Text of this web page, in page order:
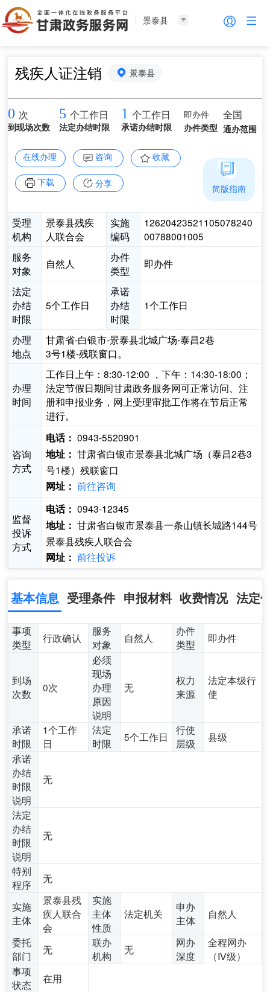
景泰县
残疾人证注销 景泰县
0 次
到现场次数
5 个工作日
法定办结时限
1 个工作日
承诺办结时限
即办件
办件类型
全国
通办范围
在线办理 咨询 收藏
下载 分享
受理
机构
景泰县残疾
人联合会
实施
编码
12620423521105078240
00788001005
服务
对象
自然人
办件
类型
即办件
法定
办结
时限
5个工作日
承诺
办结
时限
1个工作日
办理
地点
甘肃省-白银市-景泰县北城广场-泰昌2巷
3号1楼-残联窗口。
办理
时间
工作日上午：8:30-12:00 ，下午：14:30-18:00；
法定节假日期间甘肃政务服务网可正常访问、注
册和申报业务，网上受理审批工作将在节后正常
进行。
咨询
方式
电话： 0943-5520901
地址： 甘肃省白银市景泰县北城广场（泰昌2巷3
号1楼）残联窗口
网址： 前往咨询
监督
投诉
方式
电话： 0943-12345
地址： 甘肃省白银市景泰县一条山镇长城路144号
景泰县残疾人联合会
网址： 前往投诉
简版指南
基本信息 受理条件 申报材料 收费情况 法定
事项
类型
行政确认
服务
对象
自然人
办件
类型
即办件
到场
次数
0次
必须
现场
办理
原因
说明
无
权力
来源
法定本级行
使
承诺
时限
1个工作
日
法定
时限
5个工作日
行使
层级
县级
承诺
办结
时限
说明
无
法定
办结
时限
说明
无
特别
程序
无
实施
主体
景泰县残
疾人联合
会
实施
主体
性质
法定机关
申办
主体
自然人
委托
部门
无
联办
机构
无
网办
深度
全程网办
（Ⅳ级）
事项
状态
在用